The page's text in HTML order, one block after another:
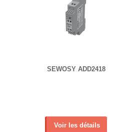
SEWOSY ADD2418
Voir les détails